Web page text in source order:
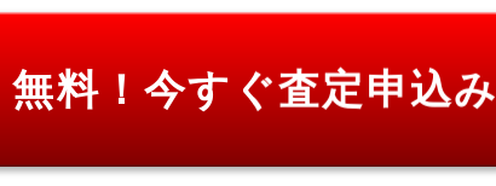
無料！今すぐ査定申込み